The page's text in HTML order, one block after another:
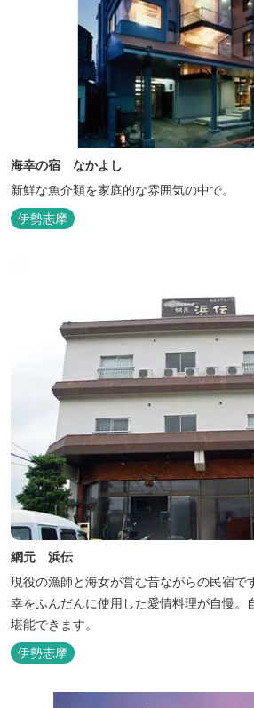
海幸の宿 なかよし
新鮮な魚介類を家庭的な雰囲気の中で。
伊勢志摩
網元 浜伝
現役の漁師と海女が営む昔ながらの民宿で
幸をふんだんに使用した愛情料理が自慢。
堪能できます。
伊勢志摩